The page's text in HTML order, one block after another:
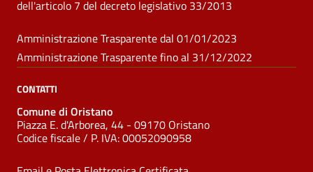
dell'articolo 7 del decreto legislativo 33/2013
Amministrazione Trasparente dal 01/01/2023
Amministrazione Trasparente fino al 31/12/2022
CONTATTI
Comune di Oristano
Piazza E. d'Arborea, 44 - 09170 Oristano
Codice fiscale / P. IVA:00052090958